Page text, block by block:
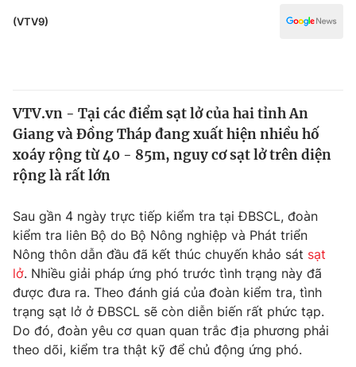
Thế giới
Tin tức
Câu chuyện quốc tế
Kinh tế
Tài chính
Thị trường
Góc doanh nghiệp
Dữ liệu và đời sống
Truyền hình
Phim VTV
Hậu trường
Giải trí
Điện ảnh
(VTV9)
VTV.vn - Tại các điểm sạt lở của hai tỉnh An
Giang và Đồng Tháp đang xuất hiện nhiều hố
xoáy rộng từ 40 - 85m, nguy cơ sạt lở trên diện
rộng là rất lớn
Sau gần 4 ngày trực tiếp kiểm tra tại ĐBSCL, đoàn
kiểm tra liên Bộ do Bộ Nông nghiệp và Phát triển
Nông thôn dẫn đầu đã kết thúc chuyến khảo sát sạt
lở. Nhiều giải pháp ứng phó trước tình trạng này đã
được đưa ra. Theo đánh giá của đoàn kiểm tra, tình
trạng sạt lở ở ĐBSCL sẽ còn diễn biến rất phức tạp.
Do đó, đoàn yêu cơ quan quan trắc địa phương phải
theo dõi, kiểm tra thật kỹ để chủ động ứng phó.